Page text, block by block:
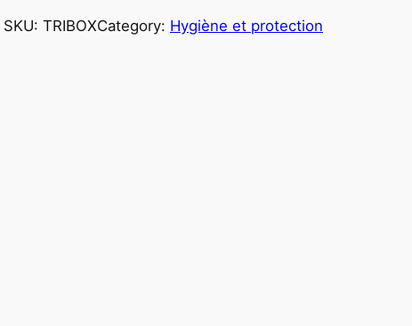
SKU: TRIBOXCategory: Hygiène et protection